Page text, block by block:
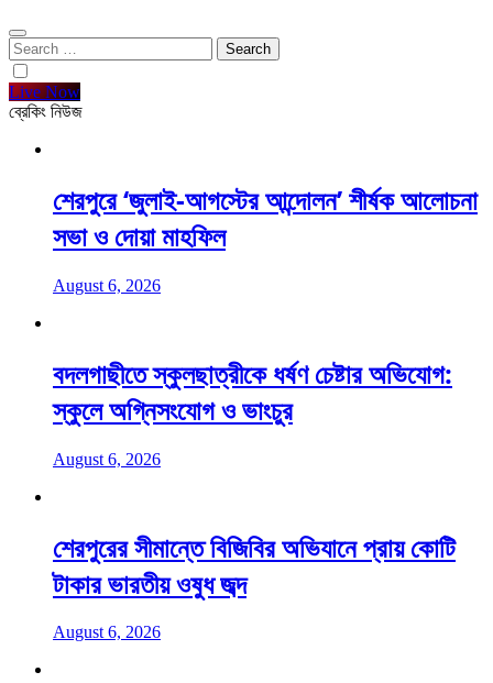
Search
for:
Live Now
ব্রেকিং নিউজ
শেরপুরে ‘জুলাই-আগস্টের আন্দোলন’ শীর্ষক আলোচনা
সভা ও দোয়া মাহফিল
August 6, 2026
বদলগাছীতে স্কুলছাত্রীকে ধর্ষণ চেষ্টার অভিযোগ:
স্কুলে অগ্নিসংযোগ ও ভাংচুর
August 6, 2026
শেরপুরের সীমান্তে বিজিবির অভিযানে প্রায় কোটি
টাকার ভারতীয় ওষুধ জব্দ
August 6, 2026